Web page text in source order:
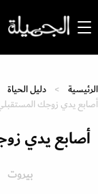
الرئيسية دليل الحياة
أصابع يدي زوجك
أصابع يدي
بيروت